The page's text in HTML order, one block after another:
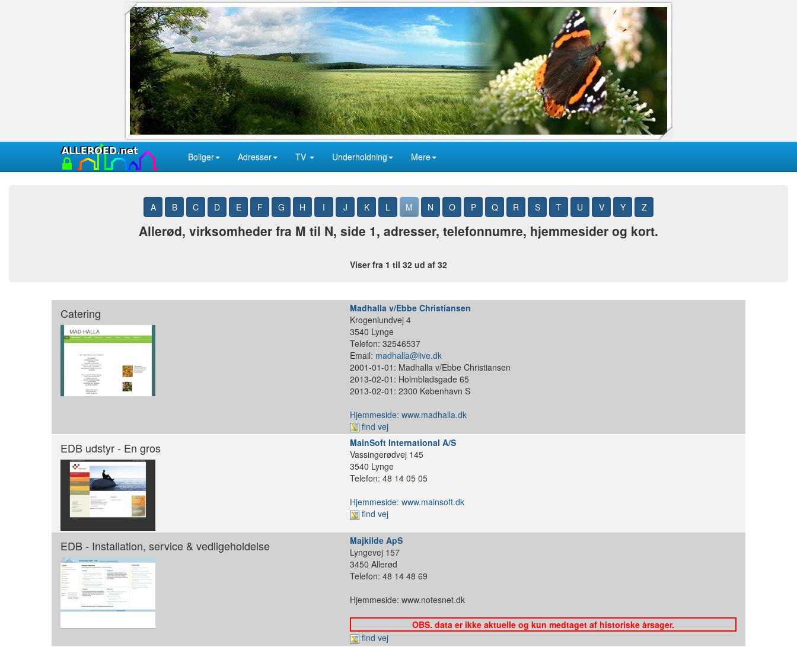
Boliger Adresser TV Underholdning Mere
A B C D E F G H I J K L M N O P Q R S T U V Y Z
Allerød, virksomheder fra M til N, side 1, adresser, telefonnumre, hjemmesider og kort.
Viser fra 1 til 32 ud af 32
Catering
Madhalla v/Ebbe Christiansen
Krogenlundvej 4
3540 Lynge
Telefon: 32546537
Email: madhalla@live.dk
2001-01-01: Madhalla v/Ebbe Christiansen
2013-02-01: Holmbladsgade 65
2013-02-01: 2300 København S
Hjemmeside: www.madhalla.dk
find vej
EDB udstyr - En gros
MainSoft International A/S
Vassingerødvej 145
3540 Lynge
Telefon: 48 14 05 05
Hjemmeside: www.mainsoft.dk
find vej
EDB - Installation, service & vedligeholdelse
Majkilde ApS
Lyngevej 157
3450 Allerød
Telefon: 48 14 48 69
Hjemmeside: www.notesnet.dk
OBS. data er ikke aktuelle og kun medtaget af historiske årsager.
find vej